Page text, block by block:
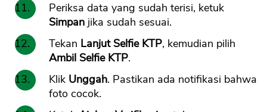
Periksa data yang sudah terisi, ketuk
Simpan jika sudah sesuai.
Tekan Lanjut Selfie KTP, kemudian pilih
Ambil Selfie KTP.
Klik Unggah. Pastikan ada notifikasi bahwa
foto cocok.